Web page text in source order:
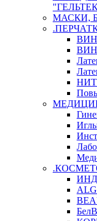
МАСКИ,